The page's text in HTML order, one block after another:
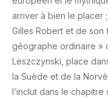
arriver à bien le placer ;
Gilles Robert et de son
géographe ordinaire »
Leszczynski, place
la Suède et de la
l’inclut dans le chapitre